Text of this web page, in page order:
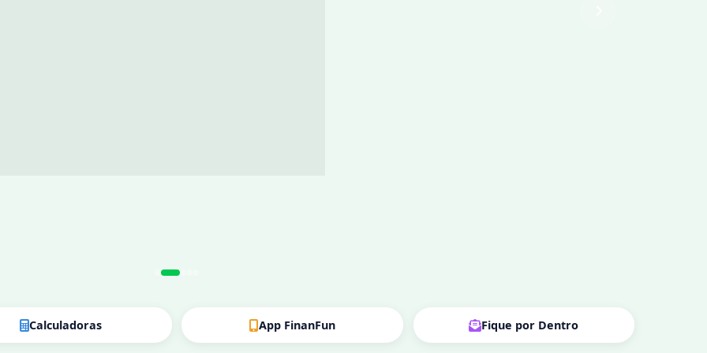
julho, em São Paulo, reafirmou seu
do mundo e como um dos principais
Calculadoras App FinanFun Fique por Dentro